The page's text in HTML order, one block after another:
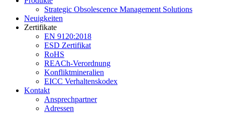
Strategic Obsolescence Management Solutions
Neuigkeiten
Zertifikate
EN 9120:2018
ESD Zertifikat
RoHS
REACh-Verordnung
Konfliktmineralien
EICC Verhaltenskodex
Kontakt
Ansprechpartner
Adressen